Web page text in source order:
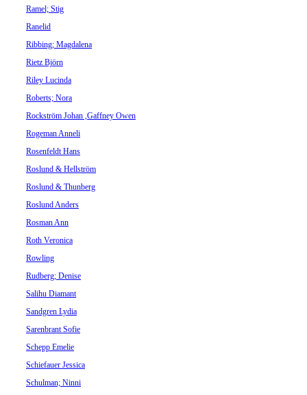
Ramel; Stig
Ranelid
Ribbing; Magdalena
Rietz Björn
Riley Lucinda
Roberts; Nora
Rockström Johan ,Gaffney Owen
Rogeman Anneli
Rosenfeldt Hans
Roslund & Hellström
Roslund & Thunberg
Roslund Anders
Rosman Ann
Roth Veronica
Rowling
Rudberg; Denise
Salihu Diamant
Sandgren Lydia
Sarenbrant Sofie
Schepp Emelie
Schiefauer Jessica
Schulman; Ninni